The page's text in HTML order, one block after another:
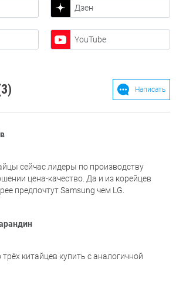
Дзен
YouTube
Написать
сейчас лидеры по производству
цена-качество. Да и из корейцев
предпочтут Samsung чем LG.
китайцев купить с аналогичной